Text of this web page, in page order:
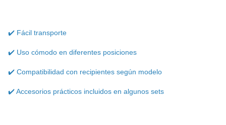
✔️ Fácil transporte
✔️ Uso cómodo en diferentes posiciones
✔️ Compatibilidad con recipientes según modelo
✔️ Accesorios prácticos incluidos en algunos sets